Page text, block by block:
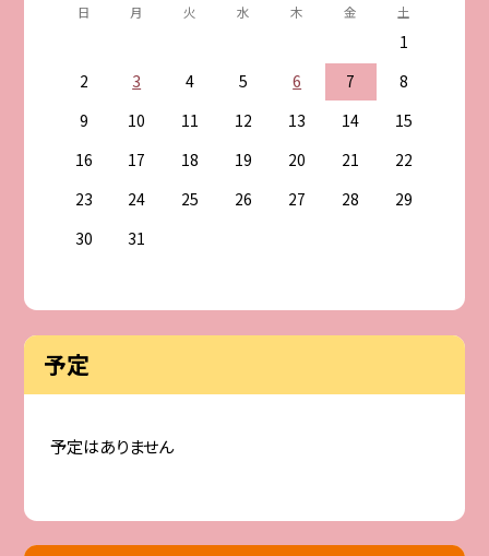
日 月 火 水 木 金 土
1
2
3 4 5 6 7
8
9
10 11 12 13 14
15
16
17 18 19 20 21
22
23
24 25 26 27 28
29
30
31
予定
予定はありません